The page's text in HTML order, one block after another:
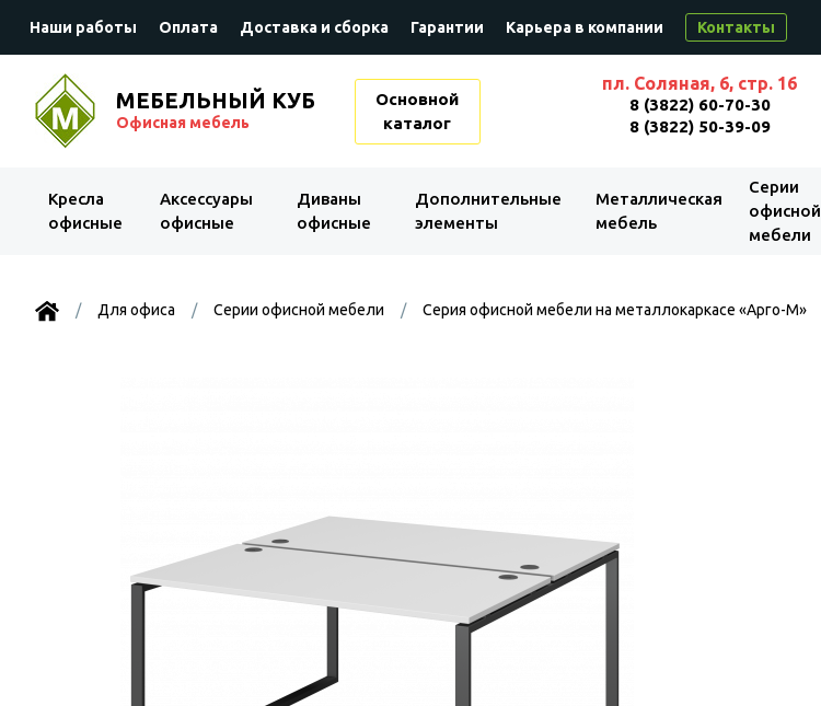
Наши работы Оплата Доставка и сборка Гарантии Карьера в компании Контакты
МЕБЕЛЬНЫЙ КУБ
Офисная мебель
Основной
каталог
пл. Соляная, 6, стр. 16
8 (3822) 60-70-30
8 (3822) 50-39-09
Kресла
офисные
Аксессуары
офисные
Диваны
офисные
Дополнительные
элементы
Металлическая
мебель
Серии
офисной
мебели
Для офиса Серии офисной мебели Серия офисной мебели на металлокаркасе «Арго-М»